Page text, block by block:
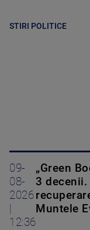
STIRI POLITICE
09-
08-
2026
12:36
„Green
3
Muntele